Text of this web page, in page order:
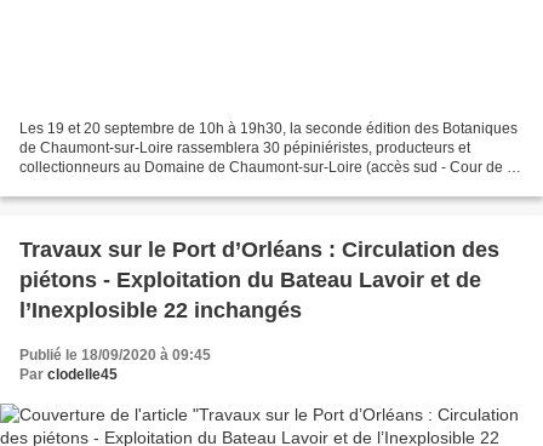
Les 19 et 20 septembre de 10h à 19h30, la seconde édition des Botaniques
de Chaumont-sur-Loire rassemblera 30 pépiniéristes, producteurs et
collectionneurs au Domaine de Chaumont-sur-Loire (accès sud - Cour de la
Travaux sur le Port d’Orléans : Circulation des
piétons - Exploitation du Bateau Lavoir et de
l’Inexplosible 22 inchangés
Publié le 18/09/2020 à 09:45
Par clodelle45